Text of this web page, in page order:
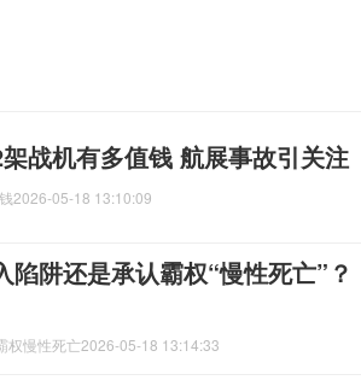
战机有多值钱 航展事故引关注
2026-05-18 13:10:09
陷阱还是承认霸权“慢性死亡”？
权慢性死亡2026-05-18 13:14:33